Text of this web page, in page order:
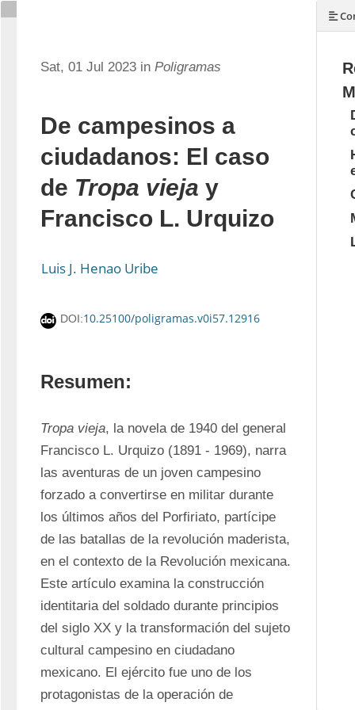
Sat, 01 Jul 2023 in Poligramas
De campesinos a
ciudadanos: El caso
de Tropa vieja y
Francisco L. Urquizo
Luis J. Henao Uribe
DOI:10.25100/poligramas.v0i57.12916
Resumen:
Tropa vieja, la novela de 1940 del general
Francisco L. Urquizo (1891 - 1969), narra
las aventuras de un joven campesino
forzado a convertirse en militar durante
los últimos años del Porfiriato, partícipe
de las batallas de la revolución maderista,
en el contexto de la Revolución mexicana.
Este artículo examina la construcción
identitaria del soldado durante principios
del siglo XX y la transformación del sujeto
cultural campesino en ciudadano
mexicano. El ejército fue uno de los
protagonistas de la operación de